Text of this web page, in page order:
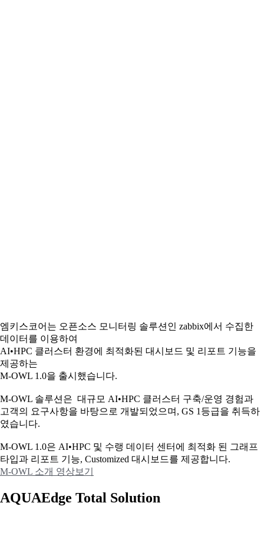
엠키스코어는 오픈소스 모니터링 솔루션인 zabbix에서 수집한
데이터를 이용하여
AI•HPC 클러스터 환경에 최적화된 대시보드 및 리포트 기능을
제공하는
M-OWL 1.0을 출시했습니다.
M-OWL 솔루션은 대규모 AI•HPC 클러스터 구축/운영 경험과
고객의 요구사항을 바탕으로 개발되었으며, GS 1등급을 취득하
였습니다.
M-OWL 1.0은 AI•HPC 및 수랭 데이터 센터에 최적화 된 그래프
타입과 리포트 기능, Customized 대시보드를 제공합니다.
M-OWL 소개 영상보기
AQUAEdge Total Solution